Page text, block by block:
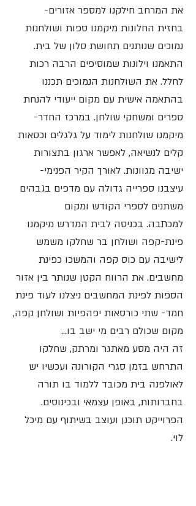
את המרחב חילקנו למספר אזורים-
בחזית החלונות מיקמנו ספות ושולחנות
נמוכים שנותנים תחושת סלון של בית.
התאמנו וילונות שמוסיפים הרבה רכות
לחלל. את השולחנות הנמוכים תכננו
בהתאמה אישית עם מקום ייעודי להנחת
ספרים ומשחקי שולחן. במרכז החדר-
מיקמנו שולחנות לימוד על גלגלים וכסאות
קלים לנשיאה, לאפשר ארגון בתצורות
ישיבה מגוונות. לאורך הקיר הפנימי-
עיצבנו ספרייה גדולה עם מדפים בגבהים
משתנים לספרי הקודש ומקום
למכתבה. בכניסה לבית המדרש מיקמנו
פינת-קפה ושולחן בר שחלקו משמש
לישיבה עם כוס קפה והמשכו כפינת
מחשבים. את הרווח הקטן שנותר בין אזור
הספות לפינת המחשבים ניצלנו לעוד פינת
חמד- שתי כורסאות יפהפיות ושולחן קפה,
מקום שכולם רבים מי ישב בו...
זה היה מסע מאתגר ומרתק, שחלקו
התרחש בזמן סגרי הקורונה ועכשיו יש
לאולפנה בית מכובד ללמוד בו תורה
בחברותות, באופן עצמאי ובכינוסים.
הפרוייקט תוכנן ועוצב בשיתוף עם מיכל
לוי.